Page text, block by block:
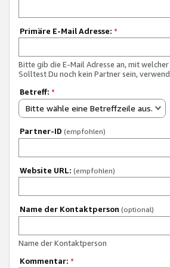
Primäre E-Mail Adresse: *
Bitte gib die E-Mail Adresse an, mit
Solltest Du noch kein Partner sein,
Betreff: *
Bitte wähle eine Betreffzeile aus.
Partner-ID (empfohlen)
Website URL: (empfohlen)
Name der Kontaktperson (optional)
Name der Kontaktperson
Kommentar: *